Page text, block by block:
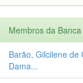
Membros da Banca
Barão, Gilcilene de
Dama...